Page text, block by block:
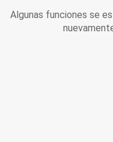
Algunas funciones se